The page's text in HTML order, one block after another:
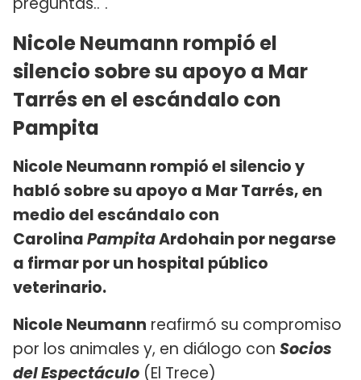
Nicole Neumann rompió el
silencio sobre su apoyo a Mar
Tarrés en el escándalo con
Pampita
Nicole Neumann rompió el silencio y
habló sobre su apoyo a Mar Tarrés, en
medio del escándalo con
CarolinaPampitaArdohain por negarse
a firmar por un hospital público
veterinario.
Nicole Neumann reafirmó su compromiso
por los animales y, en diálogo con Socios
del Espectáculo (El Trece)